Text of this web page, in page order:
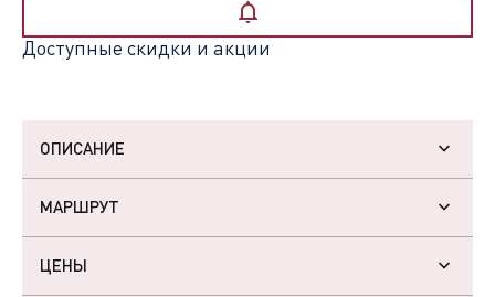
Доступные скидки и акции
ОПИСАНИЕ
МАРШРУТ
ЦЕНЫ